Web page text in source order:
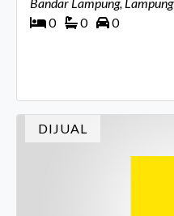
0
0 0
DIJUAL